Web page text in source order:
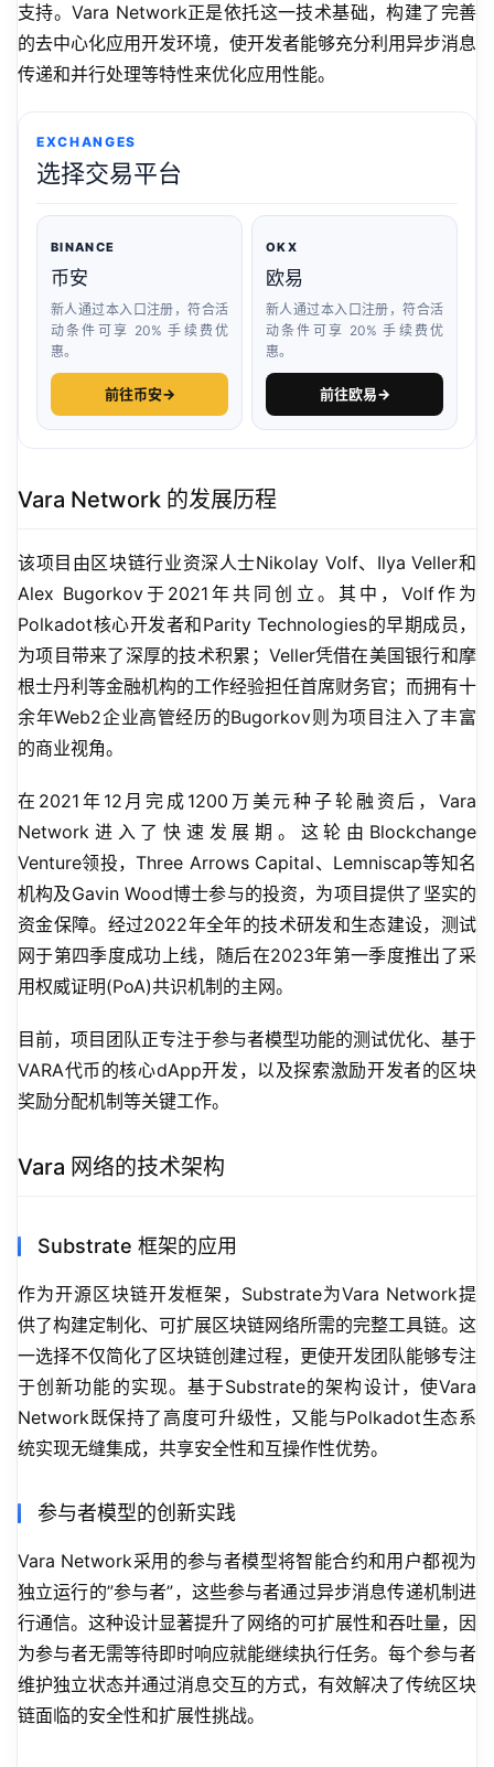
支持。Vara Network正是依托这一技术基础，构建了完善
的去中心化应用开发环境，使开发者能够充分利用异步消息
传递和并行处理等特性来优化应用性能。
EXCHANGES
选择交易平台
BINANCE
币安
新人通过本入口注册，符合活
动条件可享 20% 手续费优
惠。
前往币安→
OKX
欧易
新人通过本入口注册，符合活
动条件可享 20% 手续费优
惠。
前往欧易→
Vara Network 的发展历程
该项目由区块链行业资深人士Nikolay Volf、Ilya Veller和
Alex Bugorkov于2021年共同创立。其中，Volf作为
Polkadot核心开发者和Parity Technologies的早期成员，
为项目带来了深厚的技术积累；Veller凭借在美国银行和摩
根士丹利等金融机构的工作经验担任首席财务官；而拥有十
余年Web2企业高管经历的Bugorkov则为项目注入了丰富
的商业视角。
在2021年12月完成1200万美元种子轮融资后，Vara
Network进入了快速发展期。这轮由Blockchange
Venture领投，Three Arrows Capital、Lemniscap等知名
机构及Gavin Wood博士参与的投资，为项目提供了坚实的
资金保障。经过2022年全年的技术研发和生态建设，测试
网于第四季度成功上线，随后在2023年第一季度推出了采
用权威证明(PoA)共识机制的主网。
目前，项目团队正专注于参与者模型功能的测试优化、基于
VARA代币的核心dApp开发，以及探索激励开发者的区块
奖励分配机制等关键工作。
Vara 网络的技术架构
Substrate 框架的应用
作为开源区块链开发框架，Substrate为Vara Network提
供了构建定制化、可扩展区块链网络所需的完整工具链。这
一选择不仅简化了区块链创建过程，更使开发团队能够专注
于创新功能的实现。基于Substrate的架构设计，使Vara
Network既保持了高度可升级性，又能与Polkadot生态系
统实现无缝集成，共享安全性和互操作性优势。
参与者模型的创新实践
Vara Network采用的参与者模型将智能合约和用户都视为
独立运行的”参与者”，这些参与者通过异步消息传递机制进
行通信。这种设计显著提升了网络的可扩展性和吞吐量，因
为参与者无需等待即时响应就能继续执行任务。每个参与者
维护独立状态并通过消息交互的方式，有效解决了传统区块
链面临的安全性和扩展性挑战。